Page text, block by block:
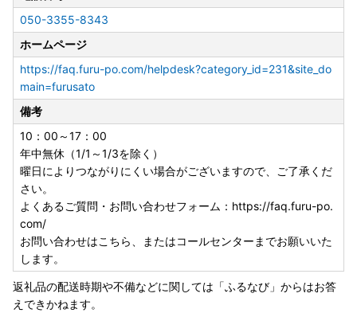
050-3355-8343
ホームページ
https://faq.furu-po.com/helpdesk?category_id=231&site_do
main=furusato
備考
10：00～17：00
年中無休（1/1～1/3を除く）
曜日によりつながりにくい場合がございますので、ご了承くだ
さい。
よくあるご質問・お問い合わせフォーム：https://faq.furu-po.
com/
お問い合わせはこちら、またはコールセンターまでお願いいた
します。
返礼品の配送時期や不備などに関しては「ふるなび」からはお答
えできかねます。